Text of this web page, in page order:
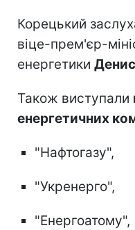
Корецький
віце-прем'єр-
енергетики
Також виступали
енергетичних
"Нафтогазу",
"Укренерго",
"Енергоатому",